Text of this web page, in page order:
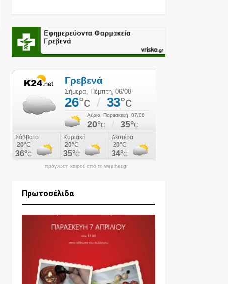
πρόγνωση καιρού από το weather.gr
Πρωτοσέλιδα